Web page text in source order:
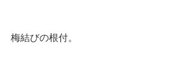
梅結びの根付。